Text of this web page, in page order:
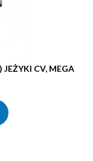
JEŻYKI CV, MEGA